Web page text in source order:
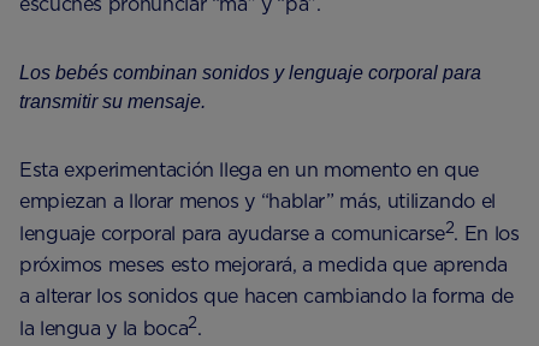
Los bebés combinan sonidos y lenguaje corporal para
transmitir su mensaje.
Esta experimentación llega en un momento en que
empiezan a llorar menos y “hablar” más, utilizando el
lenguaje corporal para ayudarse a comunicarse2. En los
próximos meses esto mejorará, a medida que aprenda
a alterar los sonidos que hacen cambiando la forma de
la lengua y la boca2.